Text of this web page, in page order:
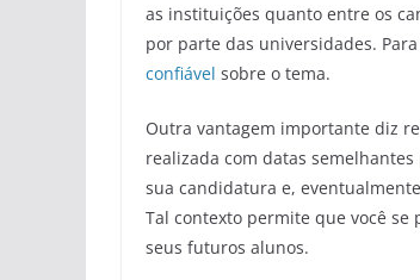
as instituições quanto entre os
por parte das universidades.
confiável sobre o tema.
Outra vantagem importante diz
realizada com datas
sua candidatura e,
Tal contexto permite que você
seus futuros alunos.